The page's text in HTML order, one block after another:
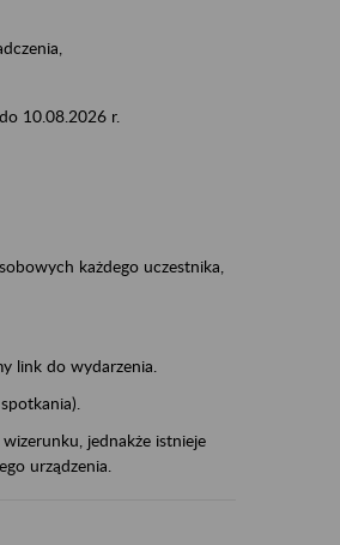
10.08.2026 r.
każdego uczestnika,
link do wydarzenia.
jednakże istnieje
urządzenia.